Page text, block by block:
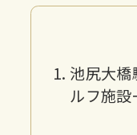
池尻大
ルフ施設